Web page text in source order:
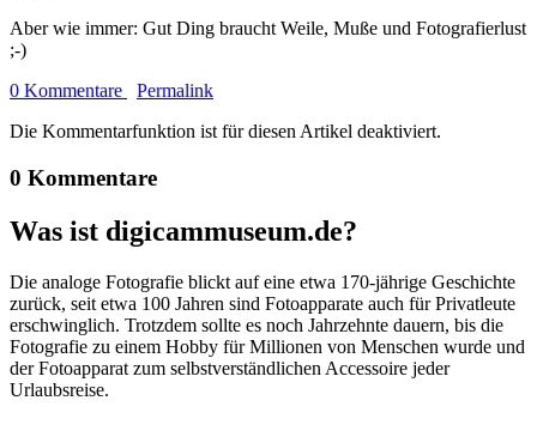
Aber wie immer: Gut Ding braucht Weile, Muße und Fotografierlust
;-)
0 Kommentare
Permalink
Die Kommentarfunktion ist für diesen Artikel deaktiviert.
0 Kommentare
Was ist digicammuseum.de?
Die analoge Fotografie blickt auf eine etwa 170-jährige Geschichte
zurück, seit etwa 100 Jahren sind Fotoapparate auch für Privatleute
erschwinglich. Trotzdem sollte es noch Jahrzehnte dauern, bis die
Fotografie zu einem Hobby für Millionen von Menschen wurde und
der Fotoapparat zum selbstverständlichen Accessoire jeder
Urlaubsreise.